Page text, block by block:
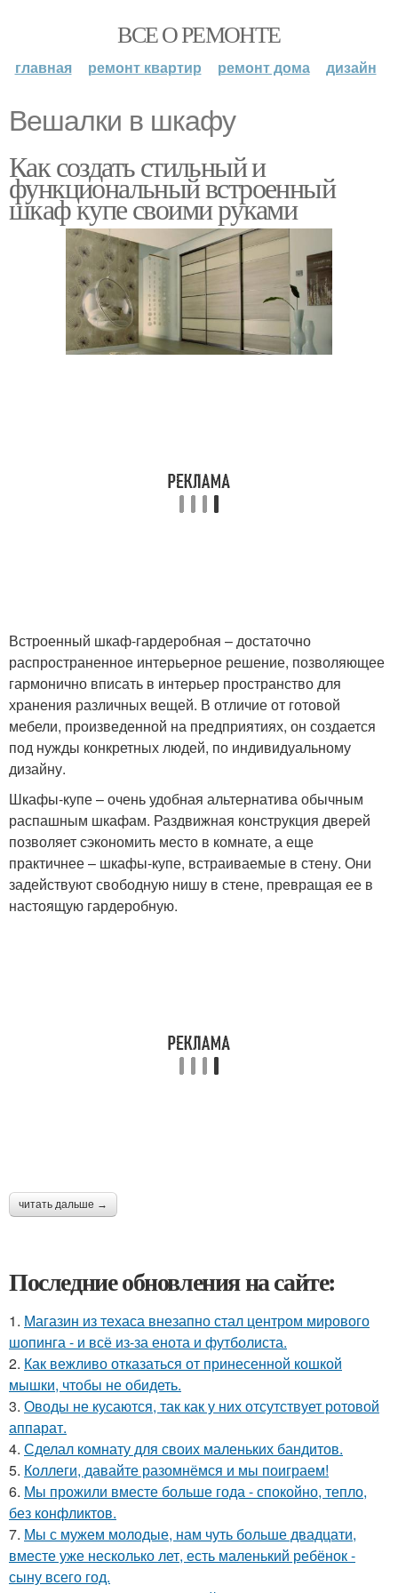
ВСЕ О РЕМОНТЕ
главная ремонт квартир ремонт дома дизайн
Вешалки в шкафу
Как создать стильный и
функциональный встроенный
шкаф купе своими руками
Встроенный шкаф-гардеробная – достаточно
распространенное интерьерное решение, позволяющее
гармонично вписать в интерьер пространство для
хранения различных вещей. В отличие от готовой
мебели, произведенной на предприятиях, он создается
под нужды конкретных людей, по индивидуальному
дизайну.
Шкафы-купе – очень удобная альтернатива обычным
распашным шкафам. Раздвижная конструкция дверей
позволяет сэкономить место в комнате, а еще
практичнее – шкафы-купе, встраиваемые в стену. Они
задействуют свободную нишу в стене, превращая ее в
настоящую гардеробную.
читать дальше →
Последние обновления на сайте:
1. Магазин из техаса внезапно стал центром мирового
шопинга - и всё из-за енота и футболиста.
2. Как вежливо отказаться от принесенной кошкой
мышки, чтобы не обидеть.
3. Оводы не кусаются, так как у них отсутствует ротовой
аппарат.
4. Сделал комнату для своих маленьких бандитов.
5. Коллеги, давайте разомнёмся и мы поиграем!
6. Мы прожили вместе больше года - спокойно, тепло,
без конфликтов.
7. Мы с мужем молодые, нам чуть больше двадцати,
вместе уже несколько лет, есть маленький ребёнок -
сыну всего год.